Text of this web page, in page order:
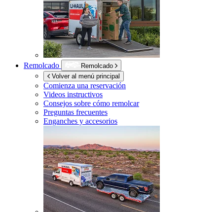
Remolcado
Remolcado
Volver al menú principal
Comienza una reservación
Videos instructivos
Consejos sobre cómo remolcar
Preguntas frecuentes
Enganches y accesorios